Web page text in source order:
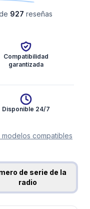
927 reseñas
Compatibilidad
garantizada
Disponible 24/7
compatibles
de serie de la
radio